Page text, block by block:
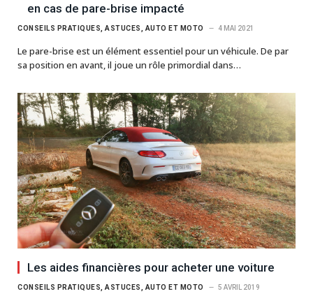
en cas de pare-brise impacté
CONSEILS PRATIQUES, ASTUCES, AUTO ET MOTO 4 MAI 2021
Le pare-brise est un élément essentiel pour un véhicule. De par
sa position en avant, il joue un rôle primordial dans…
Les aides financières pour acheter une voiture
CONSEILS PRATIQUES, ASTUCES, AUTO ET MOTO 5 AVRIL 2019